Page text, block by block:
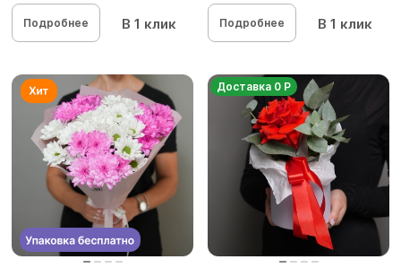
Подробнее В 1 клик Подробнее В 1 клик
Доставка 0 Р